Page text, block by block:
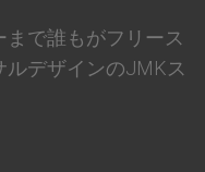
で誰もがフリース
デザインのJMKス